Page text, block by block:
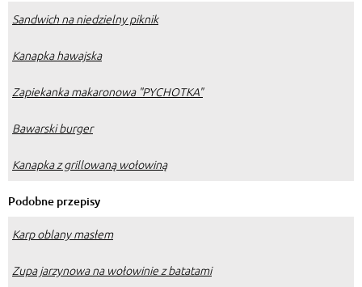
Sandwich na niedzielny piknik
Kanapka hawajska
Zapiekanka makaronowa "PYCHOTKA"
Bawarski burger
Kanapka z grillowaną wołowiną
Podobne przepisy
Karp oblany masłem
Zupa jarzynowa na wołowinie z batatami